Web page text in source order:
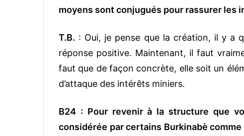
moyens sont conjugués pour rassurer les
T.B. : Oui, je pense que la création, il y a
réponse positive. Maintenant, il faut
faut que de façon concrète, elle soit un
d’attaque des intérêts miniers.
B24 : Pour revenir à la structure que
considérée par certains Burkinabè